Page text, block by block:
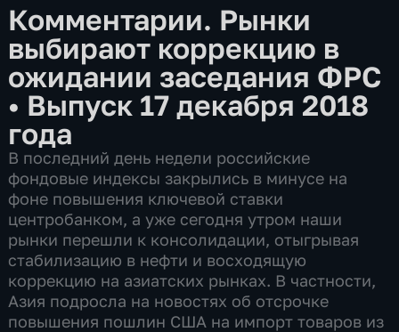
Комментарии. Рынки
выбирают коррекцию в
ожидании заседания ФРС
• Выпуск 17 декабря 2018
года
В последний день недели российские
фондовые индексы закрылись в минусе на
фоне повышения ключевой ставки
центробанком, а уже сегодня утром наши
рынки перешли к консолидации, отыгрывая
стабилизацию в нефти и восходящую
коррекцию на азиатских рынках. В частности,
Азия подросла на новостях об отсрочке
повышения пошлин США на импорт товаров из